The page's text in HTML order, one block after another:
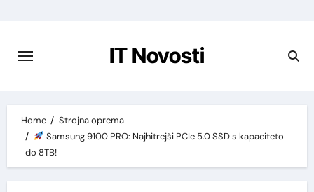
vsebino
IT Novosti
Home
Strojna oprema
Samsung 9100 PRO: Najhitrejši PCIe 5.0 SSD s kapaciteto
do 8TB!